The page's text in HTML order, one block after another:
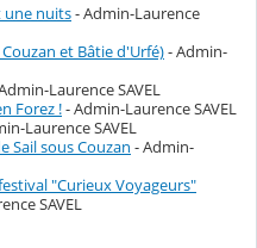
une nuits- Admin-Laurence
et Bâtie d'Urfé)- Admin-
Laurence SAVEL
Forez !- Admin-Laurence SAVEL
Laurence SAVEL
Sail sous Couzan - Admin-
"Curieux Voyageurs"
SAVEL